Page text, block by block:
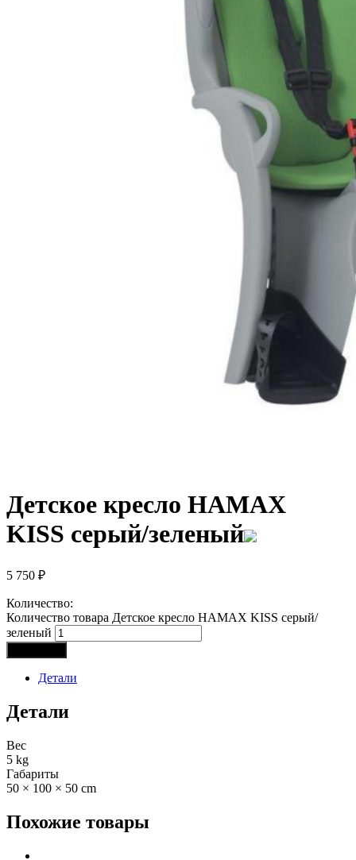
Детское кресло HAMAX
KISS серый/зеленый
5 750 ₽
Количество:
Количество товара Детское кресло HAMAX KISS серый/
зеленый
Детали
Детали
Вес
5 kg
Габариты
50 × 100 × 50 cm
Похожие товары